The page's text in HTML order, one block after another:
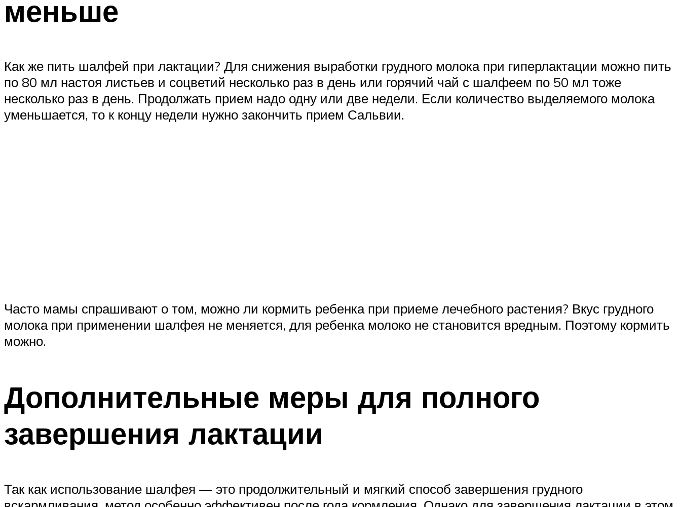
меньше
Как же пить шалфей при лактации? Для снижения выработки грудного молока при гиперлактации можно пить
по 80 мл настоя листьев и соцветий несколько раз в день или горячий чай с шалфеем по 50 мл тоже
несколько раз в день. Продолжать прием надо одну или две недели. Если количество выделяемого молока
уменьшается, то к концу недели нужно закончить прием Сальвии.
Часто мамы спрашивают о том, можно ли кормить ребенка при приеме лечебного растения? Вкус грудного
молока при применении шалфея не меняется, для ребенка молоко не становится вредным. Поэтому кормить
можно.
Дополнительные меры для полного
завершения лактации
Так как использование шалфея — это продолжительный и мягкий способ завершения грудного